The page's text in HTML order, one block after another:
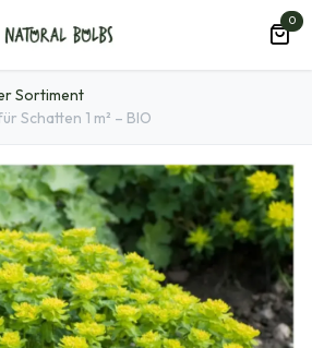
0
Sortiment
Schatten 1 m² – BIO